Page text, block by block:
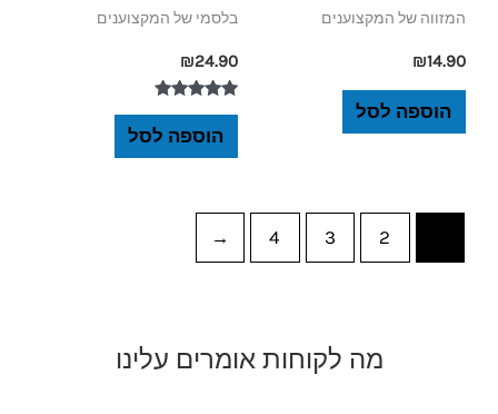
המזווה של המקצוענים
₪14.90
הוספה לסל
בלסמי של המקצוענים
₪24.90
דורג
5.00
מתוך 5
הוספה לסל
2
3
4
←
מה לקוחות אומרים עלינו